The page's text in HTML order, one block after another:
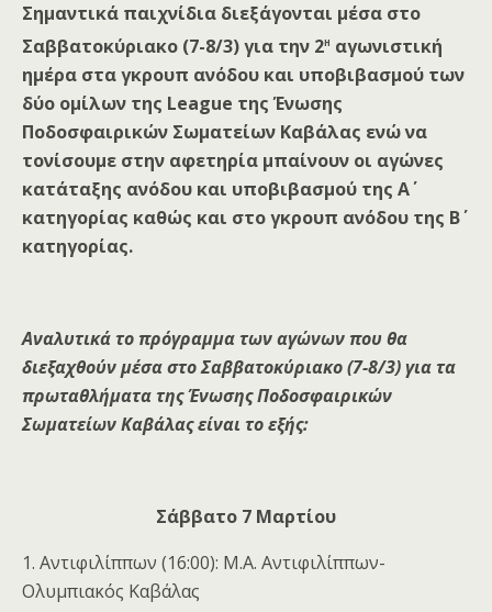
Σημαντικά παιχνίδια διεξάγονται μέσα στο
Σαββατοκύριακο (7-8/3) για την 2η αγωνιστική
ημέρα στα γκρουπ ανόδου και υποβιβασμού των
δύο ομίλων της League της Ένωσης
Ποδοσφαιρικών Σωματείων Καβάλας ενώ να
τονίσουμε στην αφετηρία μπαίνουν οι αγώνες
κατάταξης ανόδου και υποβιβασμού της Α΄
κατηγορίας καθώς και στο γκρουπ ανόδου της Β΄
κατηγορίας.
Αναλυτικά το πρόγραμμα των αγώνων που θα
διεξαχθούν μέσα στο Σαββατοκύριακο (7-8/3) για τα
πρωταθλήματα της Ένωσης Ποδοσφαιρικών
Σωματείων Καβάλας είναι το εξής:
Σάββατο 7 Μαρτίου
1. Αντιφιλίππων (16:00): Μ.Α. Αντιφιλίππων-
Ολυμπιακός Καβάλας